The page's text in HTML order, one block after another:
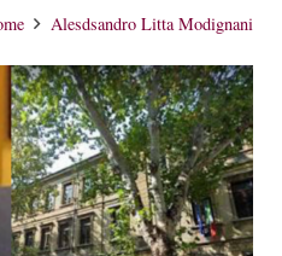
Alesdsandro Litta Modignani